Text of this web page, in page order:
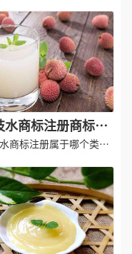
一类？「商标分
水商标注册商标分
于第几类-饮料商标
商标注册属于哪一
商标注册属于哪个类